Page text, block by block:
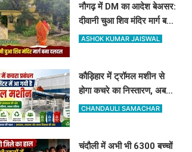
नौगढ़ में DM का आदेश बेअसर:
दीवानी चुआ शिव मंदिर मार्ग बना
दलदल, उग्र ग्रामीणों ने दी
ASHOK KUMAR JAISWAL
कौड़िहार में ट्रॉमल मशीन से
होगा कचरे का निस्तारण, अब
कूड़े से भी होगी नगर पंचायत की
CHANDAULI SAMACHAR
चंदौली में अभी भी 6300 बच्चों